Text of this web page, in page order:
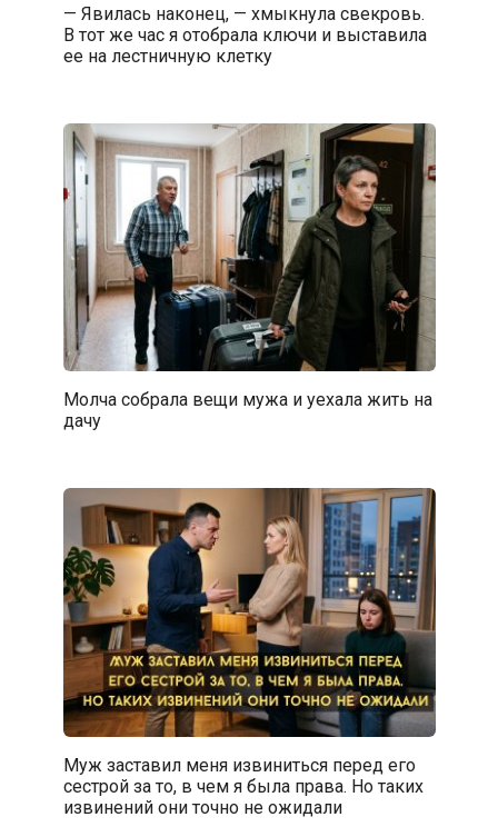
— Явилась наконец, — хмыкнула свекровь.
В тот же час я отобрала ключи и выставила
ее на лестничную клетку
Молча собрала вещи мужа и уехала жить на
дачу
Муж заставил меня извиниться перед его
сестрой за то, в чем я была права. Но таких
извинений они точно не ожидали